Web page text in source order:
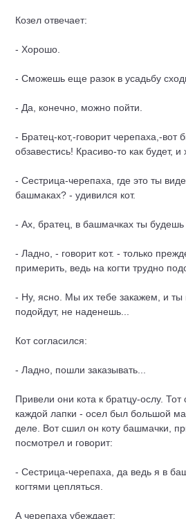
Козел отвечает:
- Хорошо.
- Сможешь еще разок в усадьбу
- Да, конечно, можно пойти.
- Братец-кот,-говорит черепаха,-
обзавестись! Красиво-то как будет, и
- Сестрица-черепаха, где это ты
башмаках? - удивился кот.
- Ах, братец, в башмачках ты будешь
- Ладно, - говорит кот. - только
примерить, ведь на когти трудно
- Ну, ясно. Мы их тебе закажем, и
подойдут, не наденешь...
Кот согласился:
- Ладно, пошли заказывать...
Привели они кота к братцу-ослу.
каждой лапки - осел был большой
деле. Вот сшил он коту башмачки,
посмотрел и говорит:
- Сестрица-черепаха, да ведь я в
когтями цепляться.
А черепаха убеждает: